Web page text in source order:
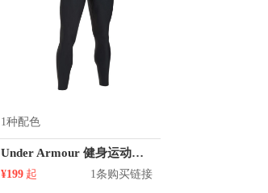
1种配色
Under Armour 健身运动紧身裤 1301016
¥199 起 1条购买链接